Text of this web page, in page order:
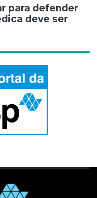
para defender
deve ser